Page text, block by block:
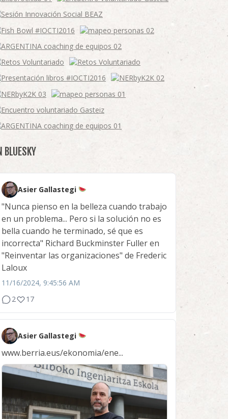
BLUESKY
Asier Gallastegi
"Nunca pienso en la belleza cuando trabajo
en un problema... Pero si la solución no es
bella cuando he terminado, sé que es
incorrecta" Richard Buckminster Fuller en
"Reinventar las organizaciones" de Frederic
Laloux
11/16/2024, 9:45:56 AM
2
17
Asier Gallastegi
www.berria.eus/ekonomia/ene...